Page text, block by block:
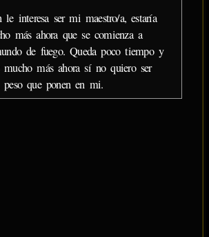
interesa ser mi maestro/a, estaría
más ahora que se comienza a
de fuego. Queda poco tiempo y
mucho más ahora sí no quiero ser
peso que ponen en mi.